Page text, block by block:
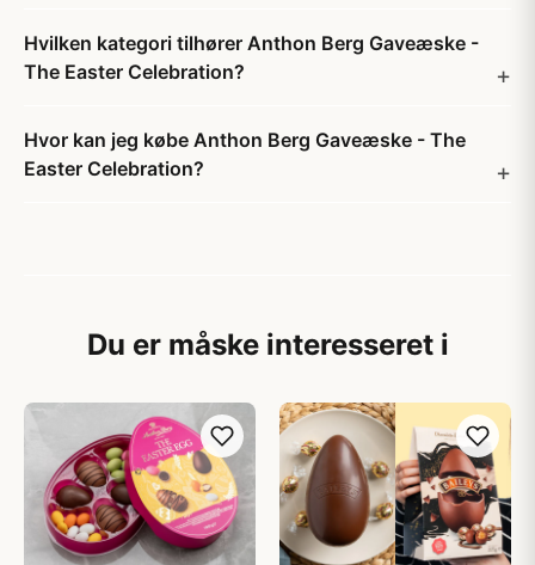
Hvilken kategori tilhører Anthon Berg Gaveæske -
The Easter Celebration?
Hvor kan jeg købe Anthon Berg Gaveæske - The
Easter Celebration?
Du er måske interesseret i